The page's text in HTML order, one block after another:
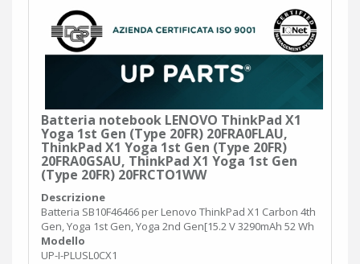
Batteria notebook LENOVO ThinkPad X1
Yoga 1st Gen (Type 20FR) 20FRA0FLAU,
ThinkPad X1 Yoga 1st Gen (Type 20FR)
20FRA0GSAU, ThinkPad X1 Yoga 1st Gen
(Type 20FR) 20FRCTO1WW
Descrizione
Batteria SB10F46466 per Lenovo ThinkPad X1 Carbon 4th
Gen, Yoga 1st Gen, Yoga 2nd Gen[15.2 V 3290mAh 52 Wh
Modello
UP-I-PLUSL0CX1